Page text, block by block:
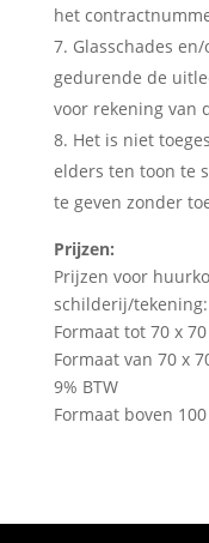
het
Glasschades
gedurende de
voor rekening van
Het is niet
elders ten toon te
te geven zonder
Prijzen:
Prijzen voor
schilderij/tekening:
Formaat tot 70 x
Formaat van 70 x
9% BTW
Formaat boven